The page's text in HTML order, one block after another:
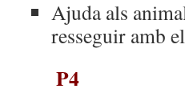
Ajuda als
resseguir amb
P4